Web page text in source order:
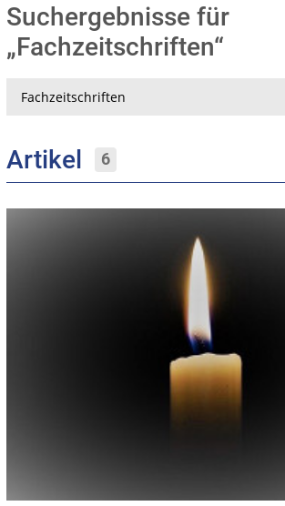
Suchergebnisse für
„Fachzeitschriften“
Artikel 6